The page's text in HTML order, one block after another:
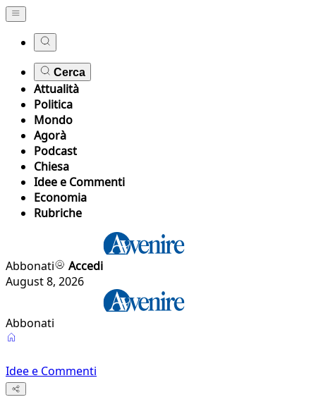
Cerca
Attualità
Politica
Mondo
Agorà
Podcast
Chiesa
Idee e Commenti
Economia
Rubriche
Abbonati
Accedi
August 8, 2026
Abbonati
Idee e Commenti